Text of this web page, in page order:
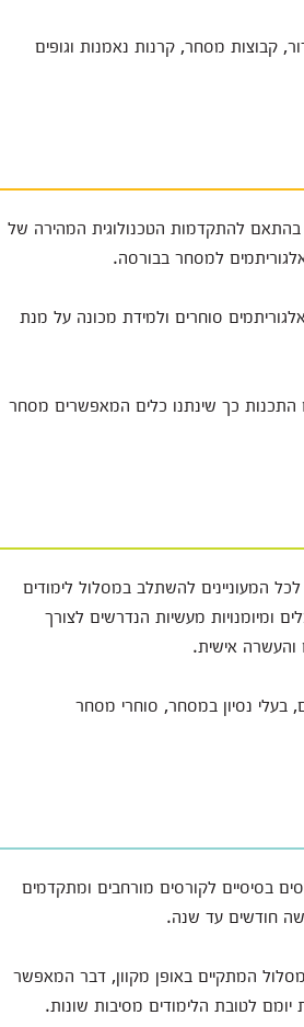
קבוצות מסחר, קרנות נאמנות וגופים
להתקדמות הטכנולוגית המהירה של
למסחר בבורסה.
סוחרים ולמידת מכונה על מנת
התכנות כך שינתנו כלים המאפשרים מסחר
המעוניינים להשתלב במסלול לימודים
ומיומנויות מעשיות הנדרשים לצורך
אישית.
בעלי נסיון במסחר, סוחרי מסחר
בסיסיים לקורסים מורחבים ומתקדמים
חודשים עד שנה.
המתקיים באופן מקוון, דבר המאפשר
לטובת הלימודים מסיבות שונות.